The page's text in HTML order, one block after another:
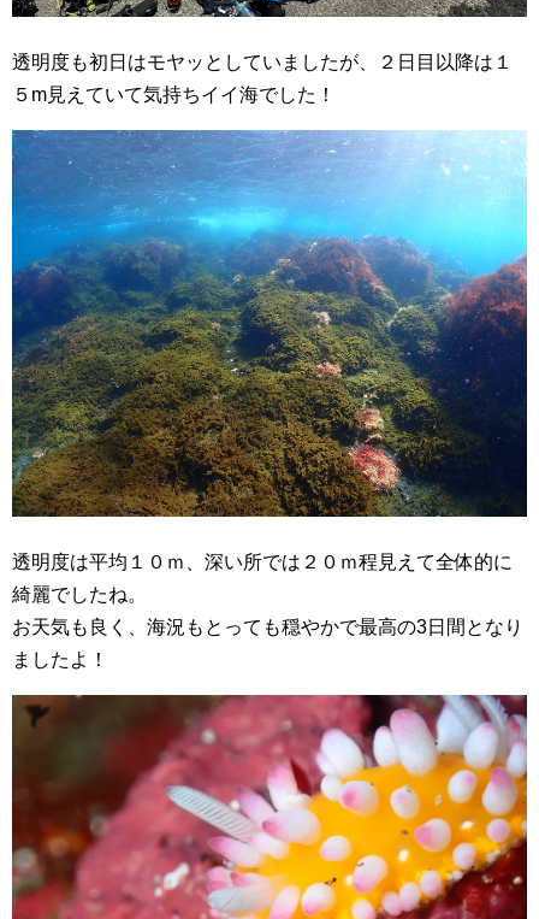
透明度も初日はモヤッとしていましたが、２日目以降は１
５m見えていて気持ちイイ海でした！
透明度は平均１０ｍ、深い所では２０ｍ程見えて全体的に
綺麗でしたね。
お天気も良く、海況もとっても穏やかで最高の3日間となり
ましたよ！